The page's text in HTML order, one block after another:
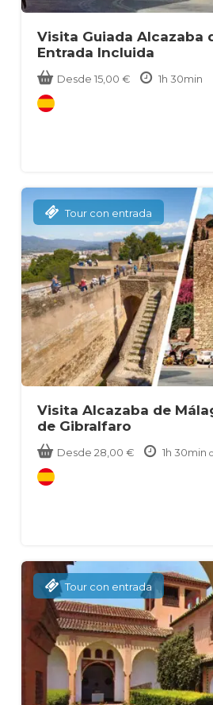
Visita Guiada Alcazaba
Entrada Incluida
Desde 15,00 € 1h 30min
Tour con entrada
Visita Alcazaba de
de Gibralfaro
Desde 28,00 € 1h 30min
Tour con entrada